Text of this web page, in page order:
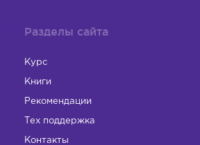
Разделы сайта
Курс
Книги
Рекомендации
Тех поддержка
Контакты